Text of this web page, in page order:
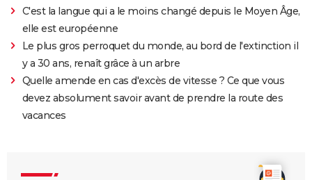
C'est la langue qui a le moins changé depuis le Moyen Âge,
elle est européenne
Le plus gros perroquet du monde, au bord de l'extinction il
y a 30 ans, renaît grâce à un arbre
Quelle amende en cas d'excès de vitesse ? Ce que vous
devez absolument savoir avant de prendre la route des
vacances